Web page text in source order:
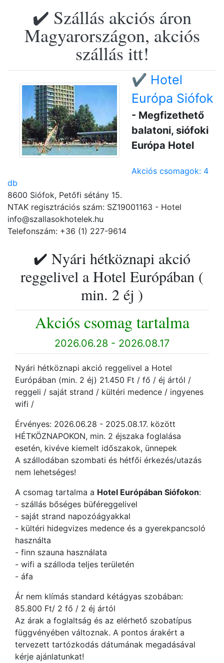
✔️ Szállás akciós áron
Magyarországon, akciós
szállás itt!
✔️ Hotel
Európa Siófok
- Megfizethető
balatoni, siófoki
Európa Hotel
Akciós csomagok: 4
db
8600 Siófok, Petőfi sétány 15.
NTAK regisztrációs szám: SZ19001163 - Hotel
info@szallasokhotelek.hu
Telefonszám: +36 (1) 227-9614
✔️ Nyári hétköznapi akció
reggelivel a Hotel Európában (
min. 2 éj )
Akciós csomag tartalma
2026.06.28 - 2026.08.17
Nyári hétköznapi akció reggelivel a Hotel
Európában (min. 2 éj) 21.450 Ft / fő / éj ártól /
reggeli / saját strand / kültéri medence / ingyenes
wifi /
Érvényes: 2026.06.28 - 2025.08.17. között
HÉTKÖZNAPOKON, min. 2 éjszaka foglalása
esetén, kivéve kiemelt időszakok, ünnepek
A szállodában szombati és hétfői érkezés/utazás
nem lehetséges!
A csomag tartalma a Hotel Európában Siófokon:
- szállás bőséges büféreggelivel
- saját strand napozóágyakkal
- kültéri hidegvizes medence és a gyerekpancsoló
használta
- finn szauna használata
- wifi a szálloda teljes területén
- áfa
Ár nem klímás standard kétágyas szobában:
85.800 Ft/ 2 fő / 2 éj ártól
Az árak a foglaltság és az elérhető szobatípus
függvényében változnak. A pontos árakért a
tervezett tartózkodás dátumának megadásával
kérje ajánlatunkat!